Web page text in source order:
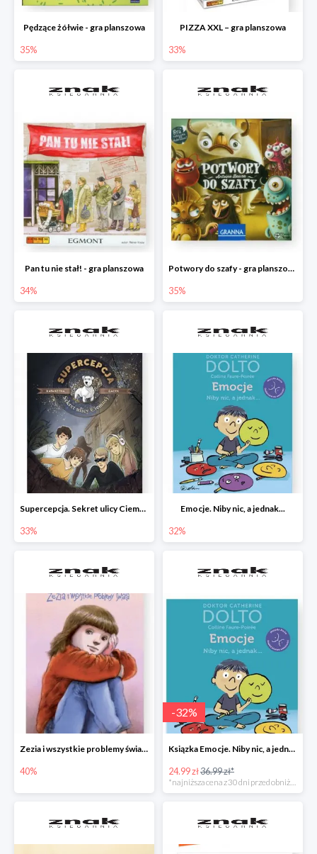
Pędzące żółwie - gra planszowa
35%
PIZZA XXL – gra planszowa
33%
Pan tu nie stał! - gra planszowa
34%
Potwory do szafy - gra planszowa
35%
Supercepcja. Sekret ulicy Ciemnej
33%
Emocje. Niby nic, a jednak...
32%
Zezia i wszystkie problemy świata
40%
-32%
Ksiązka Emocje. Niby nic, a jednak... -32%
24.99 zł36.99 zł*
*najniższa cena z 30 dni przed obniżką